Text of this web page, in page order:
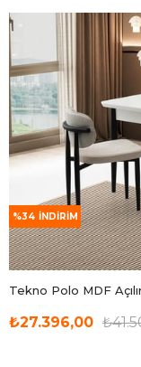
Tekno Polo MDF
₺27.396,00
%34 İNDIRIM